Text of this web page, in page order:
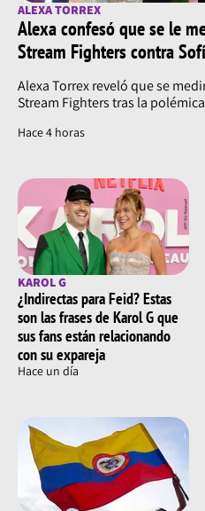
ALEXA TORREX
Alexa confesó que se le
Stream Fighters contra
Alexa Torrex reveló que se
Stream Fighters tras la
Hace 4 horas
KAROL G
¿Indirectas para Feid? Estas
son las frases de Karol G que
sus fans están relacionando
con su expareja
Hace un día